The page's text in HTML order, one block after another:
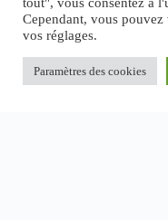
Sites partenaires
Fructify.io
Revenu Crypto
Systeme.io
MichaelRevel.com
Cependant, vous
vos réglages.
Paramètres des cookies